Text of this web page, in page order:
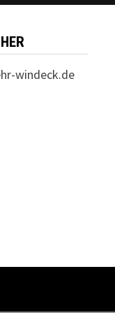
windeck.de